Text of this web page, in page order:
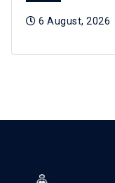
6 August, 2026